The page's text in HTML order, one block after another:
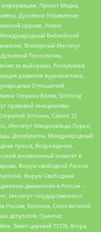
Проект Медиа,
Духовное Управление
Церкви, Новое
Библейский
Всемирный Институт
Технологии,
за выборами, Республика
развития журналистики,
Отношений,
Генриха Бёлля, Stichting
правовой инициативы
Эстонии, Calvert 22
Институт Макдональда-Лорье,
Декабристы, Международный
пресса, Возрождение,
антивоенный комитет в
Форум свободной России,
Форум Свободных
движением в России –
Институт государственного
Россия, Беллона, Союз жителей
депутатов, Гринпис
Завет церквей TCCN, Агора,